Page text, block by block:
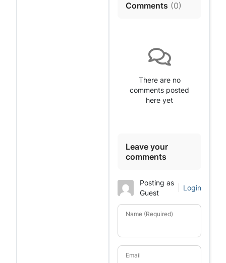
Comments (0)
There are no
comments posted
here yet
Leave your
comments
Posting as
Guest
Login
Name (Required)
Email